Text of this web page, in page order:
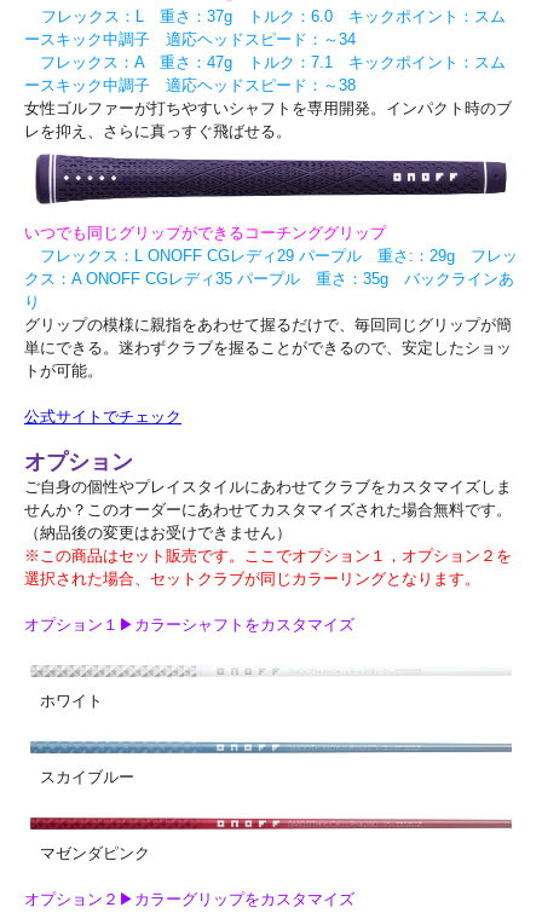
フレックス：L 重さ：37g トルク：6.0 キックポイント：スム
ースキック中調子 適応ヘッドスピード：～34
フレックス：A 重さ：47g トルク：7.1 キックポイント：スム
ースキック中調子 適応ヘッドスピード：～38
女性ゴルファーが打ちやすいシャフトを専用開発。インパクト時のブ
レを抑え、さらに真っすぐ飛ばせる。
いつでも同じグリップができるコーチンググリップ
フレックス：L ONOFF CGレディ29 パープル 重さ:：29g フレッ
クス：A ONOFF CGレディ35 パープル 重さ：35g バックラインあ
り
グリップの模様に親指をあわせて握るだけで、毎回同じグリップが簡
単にできる。迷わずクラブを握ることができるので、安定したショッ
トが可能。
公式サイトでチェック
オプション
ご自身の個性やプレイスタイルにあわせてクラブをカスタマイズしま
せんか？このオーダーにあわせてカスタマイズされた場合無料です。
（納品後の変更はお受けできません）
※この商品はセット販売です。ここでオプション１，オプション２を
選択された場合、セットクラブが同じカラーリングとなります。
オプション１▶カラーシャフトをカスタマイズ
ホワイト
スカイブルー
マゼンダピンク
オプション２▶カラーグリップをカスタマイズ